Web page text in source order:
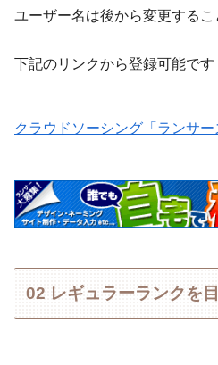
ユーザー名は後から変更するこ
下記のリンクから登録可能です
クラウドソーシング「ランサー
02 レギュラーランクを